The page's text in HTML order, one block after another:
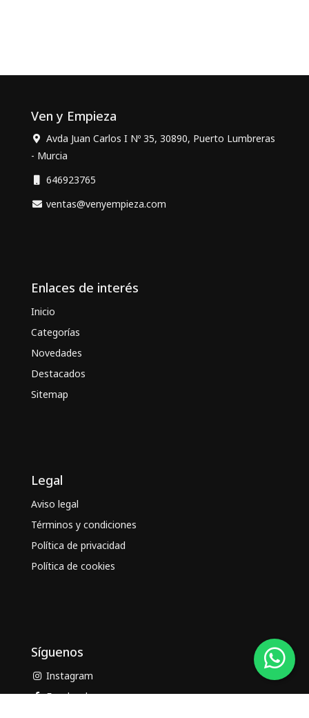
Ven y Empieza
Avda Juan Carlos I Nº 35, 30890, Puerto Lumbreras
- Murcia
646923765
ventas@venyempieza.com
Enlaces de interés
Inicio
Categorías
Novedades
Destacados
Sitemap
Legal
Aviso legal
Términos y condiciones
Política de privacidad
Política de cookies
Síguenos
Instagram
Facebook